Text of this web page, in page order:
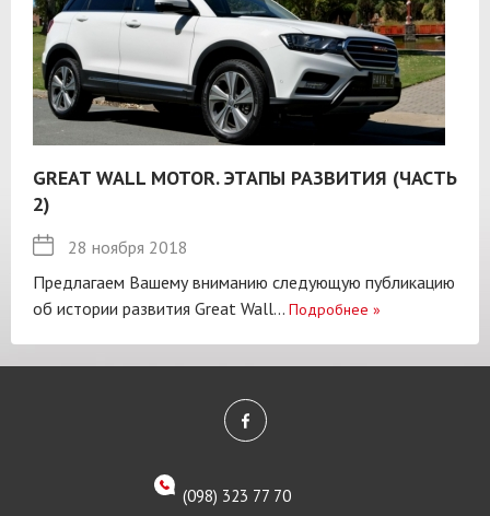
GREAT WALL MOTOR. ЭТАПЫ РАЗВИТИЯ (ЧАСТЬ
2)
28 ноября 2018
Предлагаем Вашему вниманию следующую публикацию
об истории развития Great Wall... Подробнее »
(098) 323 77 70